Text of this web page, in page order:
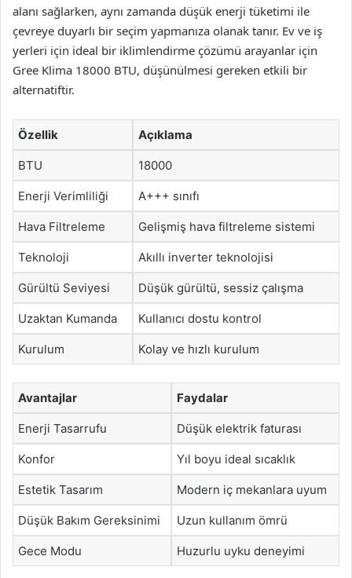
alanı sağlarken, aynı zamanda düşük enerji tüketimi ile
çevreye duyarlı bir seçim yapmanıza olanak tanır. Ev ve iş
yerleri için ideal bir iklimlendirme çözümü arayanlar için
Gree Klima 18000 BTU, düşünülmesi gereken etkili bir
alternatiftir.
Özellik Açıklama
BTU 18000
Enerji Verimliliği A+++ sınıfı
Hava Filtreleme Gelişmiş hava filtreleme sistemi
Teknoloji Akıllı inverter teknolojisi
Gürültü Seviyesi Düşük gürültü, sessiz çalışma
Uzaktan Kumanda Kullanıcı dostu kontrol
Kurulum Kolay ve hızlı kurulum
Avantajlar Faydalar
Enerji Tasarrufu Düşük elektrik faturası
Konfor Yıl boyu ideal sıcaklık
Estetik Tasarım Modern iç mekanlara uyum
Düşük Bakım Gereksinimi Uzun kullanım ömrü
Gece Modu Huzurlu uyku deneyimi